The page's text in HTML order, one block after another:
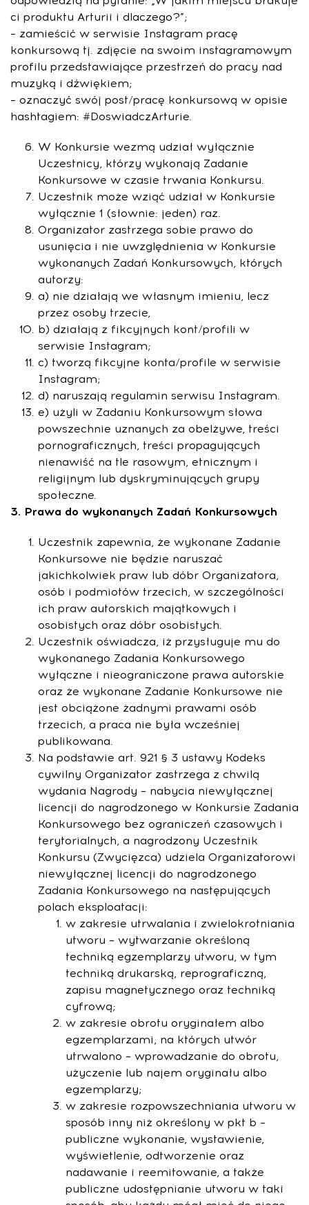
ci produktu Arturii i dlaczego?”;
– zamieścić w serwisie Instagram pracę
konkursową tj. zdjęcie na swoim instagramowym
profilu przedstawiające przestrzeń do pracy nad
muzyką i dźwiękiem;
– oznaczyć swój post/pracę konkursową w opisie
hashtagiem: #DoswiadczArturie.
W Konkursie wezmą udział wyłącznie
Uczestnicy, którzy wykonają Zadanie
Konkursowe w czasie trwania Konkursu.
Uczestnik może wziąć udział w Konkursie
wyłącznie 1 (słownie: jeden) raz.
Organizator zastrzega sobie prawo do
usunięcia i nie uwzględnienia w Konkursie
wykonanych Zadań Konkursowych, których
autorzy:
a) nie działają we własnym imieniu, lecz
przez osoby trzecie,
b) działają z fikcyjnych kont/profili w
serwisie Instagram;
c) tworzą fikcyjne konta/profile w serwisie
Instagram;
d) naruszają regulamin serwisu Instagram.
e) użyli w Zadaniu Konkursowym słowa
powszechnie uznanych za obelżywe, treści
pornograficznych, treści propagujących
nienawiść na tle rasowym, etnicznym i
religijnym lub dyskryminujących grupy
społeczne.
3. Prawa do wykonanych Zadań Konkursowych
Uczestnik zapewnia, że wykonane Zadanie
Konkursowe nie będzie naruszać
jakichkolwiek praw lub dóbr Organizatora,
osób i podmiotów trzecich, w szczególności
ich praw autorskich majątkowych i
osobistych oraz dóbr osobistych.
Uczestnik oświadcza, iż przysługuje mu do
wykonanego Zadania Konkursowego
wyłączne i nieograniczone prawa autorskie
oraz że wykonane Zadanie Konkursowe nie
jest obciążone żadnymi prawami osób
trzecich, a praca nie była wcześniej
publikowana.
Na podstawie art. 921 § 3 ustawy Kodeks
cywilny Organizator zastrzega z chwilą
wydania Nagrody – nabycia niewyłącznej
licencji do nagrodzonego w Konkursie Zadania
Konkursowego bez ograniczeń czasowych i
terytorialnych, a nagrodzony Uczestnik
Konkursu (Zwycięzca) udziela Organizatorowi
niewyłącznej licencji do nagrodzonego
Zadania Konkursowego na następujących
polach eksploatacji:
w zakresie utrwalania i zwielokrotniania
utworu – wytwarzanie określoną
techniką egzemplarzy utworu, w tym
techniką drukarską, reprograficzną,
zapisu magnetycznego oraz techniką
cyfrową;
w zakresie obrotu oryginałem albo
egzemplarzami, na których utwór
utrwalono – wprowadzanie do obrotu,
użyczenie lub najem oryginału albo
egzemplarzy;
w zakresie rozpowszechniania utworu w
sposób inny niż określony w pkt b –
publiczne wykonanie, wystawienie,
wyświetlenie, odtworzenie oraz
nadawanie i reemitowanie, a także
publiczne udostępnianie utworu w taki